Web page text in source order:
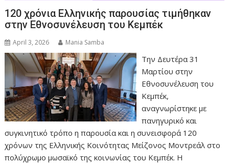
120 χρόνια Ελληνικής παρουσίας τιμήθηκαν
στην Εθνοσυνέλευση του Κεμπέκ
April 3, 2026 Mania Samba
Tην Δευτέρα 31
Μαρτίου στην
Εθνοσυνέλευση του
Κεμπέκ,
αναγνωρίστηκε με
πανηγυρικό και
συγκινητικό τρόπο η παρουσία και η συνεισφορά 120
χρόνων της Ελληνικής Κοινότητας Μείζονος Μοντρεάλ στο
πολύχρωμο μωσαϊκό της κοινωνίας του Κεμπέκ. Η